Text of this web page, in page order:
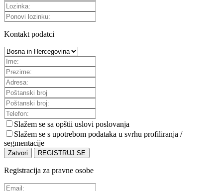
Kontakt podatci
Slažem se sa opštii uslovi poslovanja
Slažem se s upotrebom podataka u svrhu profiliranja /
segmentacije
Zatvori REGISTRUJ SE
Registracija za pravne osobe